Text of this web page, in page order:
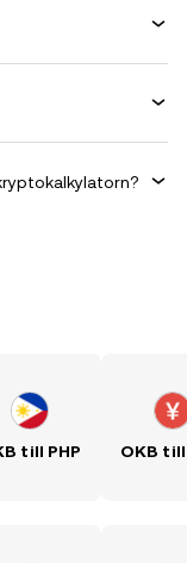
till PHP OKB till